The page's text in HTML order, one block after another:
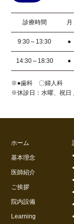
診療時間 月
9:30～13:30 ●
14:30～18:30 ●
※●歯科 〇婦人科
※休診日：水曜、祝日
ホーム
基本理念
医師紹介
ご挨拶
院内設備
Learning